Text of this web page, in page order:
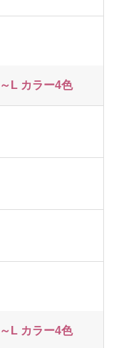
L カラー4色
L カラー4色